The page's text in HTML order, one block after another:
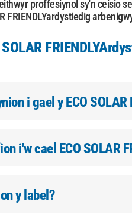
proffesiynol sy'n ceisio
FRIENDLYardystiedig
FRIENDLY
i gael yECO SOLAR
i'w cael ECO SOLAR
y label?